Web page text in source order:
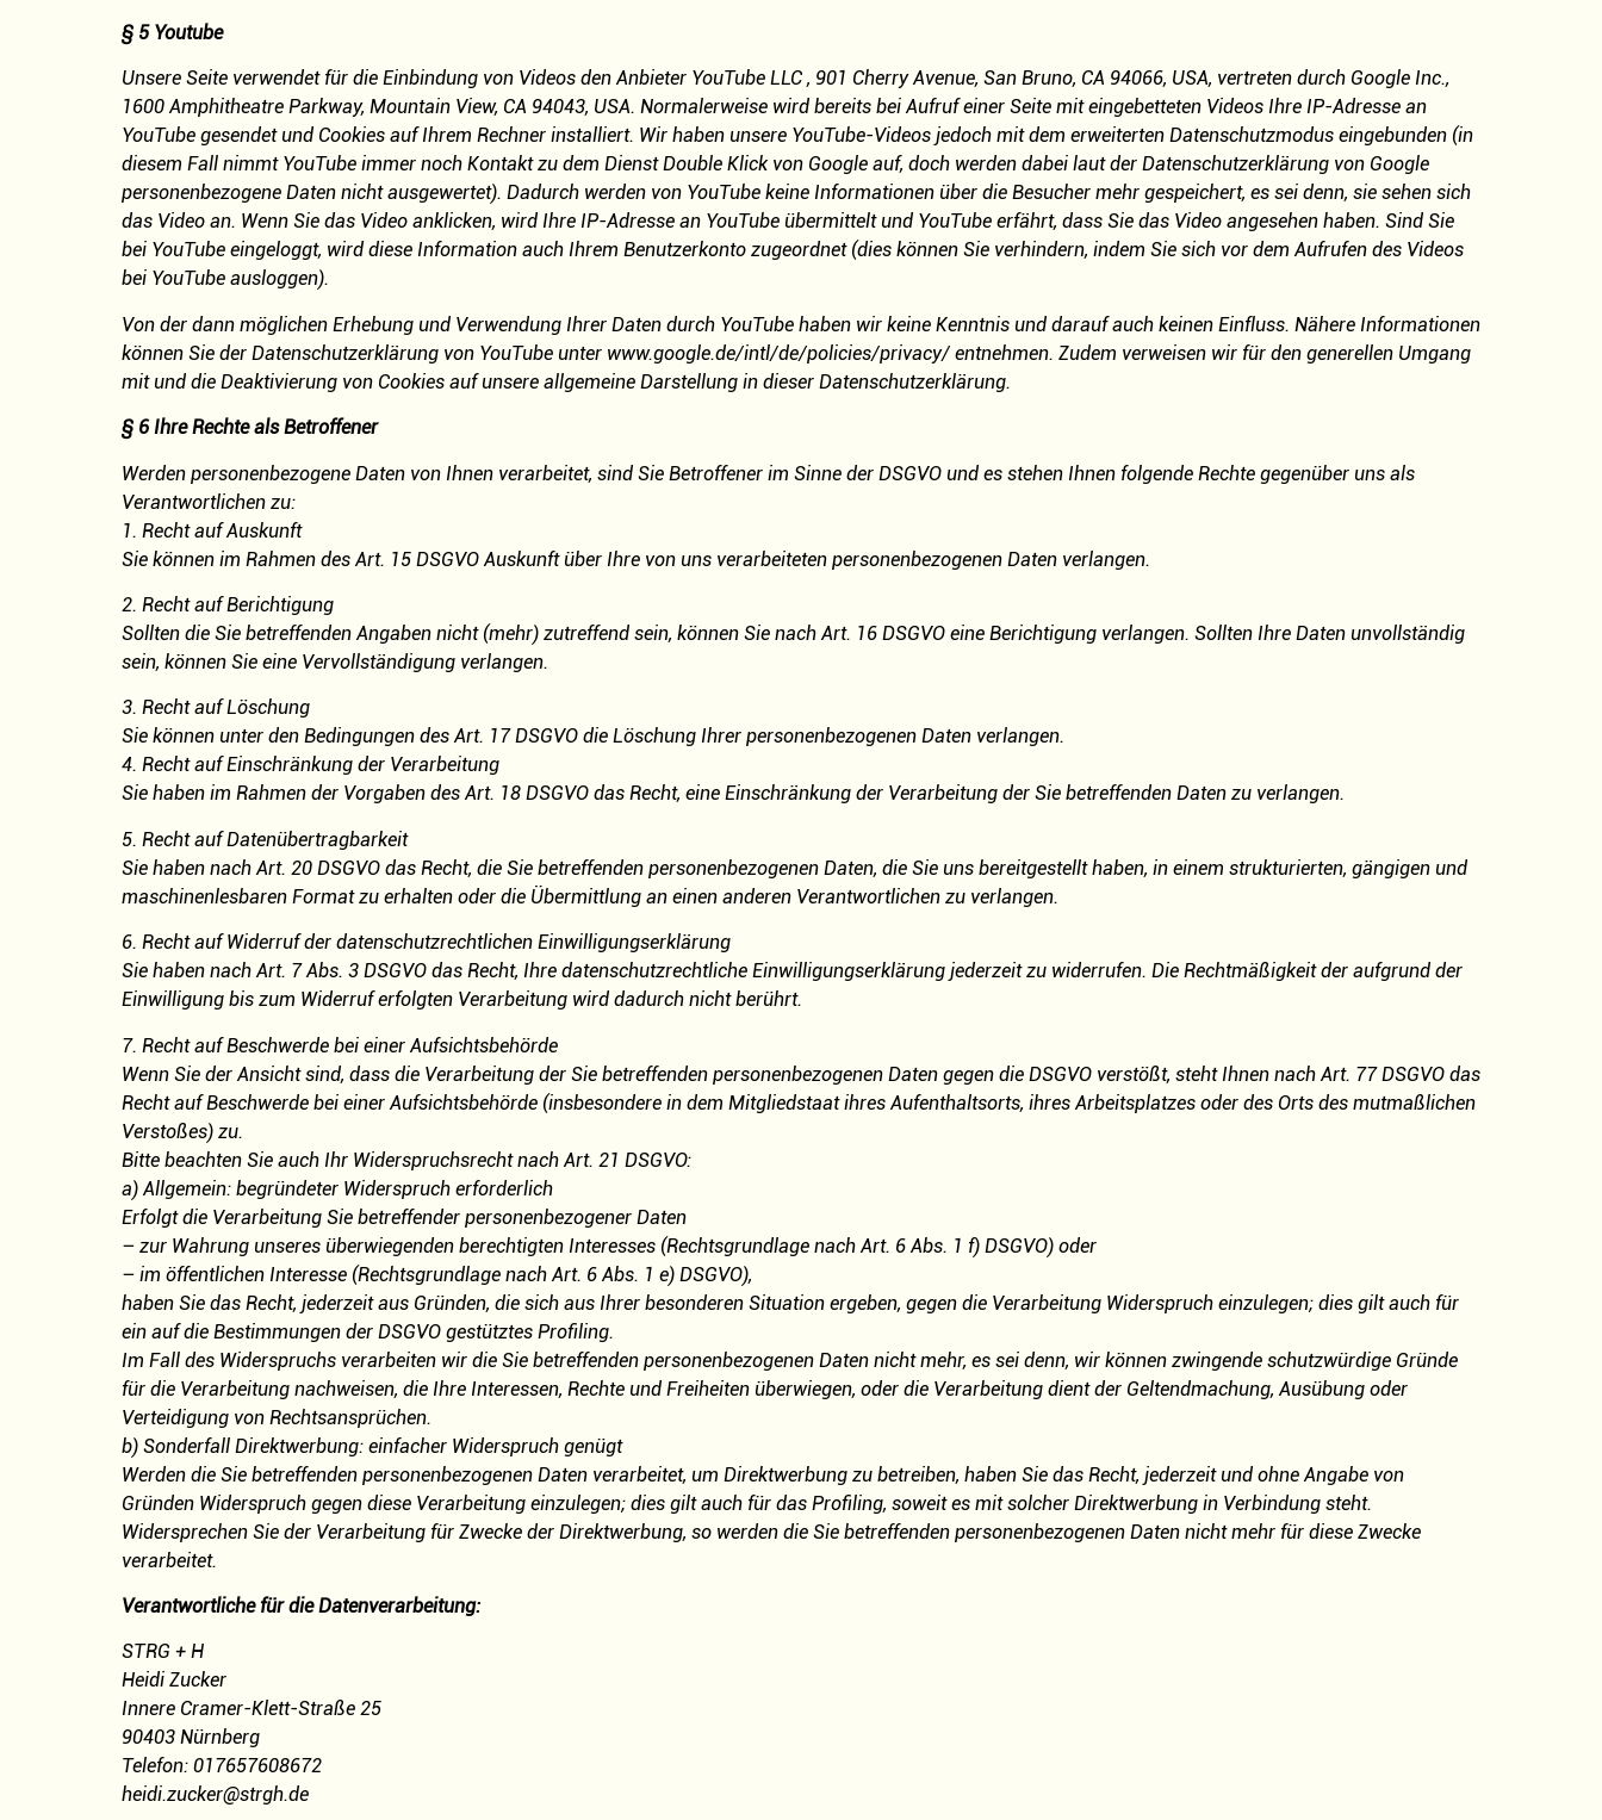
§ 5 Youtube
Unsere Seite verwendet für die Einbindung von Videos den Anbieter YouTube LLC , 901 Cherry Avenue, San Bruno, CA 94066, USA, vertreten durch Google Inc.,
1600 Amphitheatre Parkway, Mountain View, CA 94043, USA. Normalerweise wird bereits bei Aufruf einer Seite mit eingebetteten Videos Ihre IP-Adresse an
YouTube gesendet und Cookies auf Ihrem Rechner installiert. Wir haben unsere YouTube-Videos jedoch mit dem erweiterten Datenschutzmodus eingebunden (in
diesem Fall nimmt YouTube immer noch Kontakt zu dem Dienst Double Klick von Google auf, doch werden dabei laut der Datenschutzerklärung von Google
personenbezogene Daten nicht ausgewertet). Dadurch werden von YouTube keine Informationen über die Besucher mehr gespeichert, es sei denn, sie sehen sich
das Video an. Wenn Sie das Video anklicken, wird Ihre IP-Adresse an YouTube übermittelt und YouTube erfährt, dass Sie das Video angesehen haben. Sind Sie
bei YouTube eingeloggt, wird diese Information auch Ihrem Benutzerkonto zugeordnet (dies können Sie verhindern, indem Sie sich vor dem Aufrufen des Videos
bei YouTube ausloggen).
Von der dann möglichen Erhebung und Verwendung Ihrer Daten durch YouTube haben wir keine Kenntnis und darauf auch keinen Einfluss. Nähere Informationen
können Sie der Datenschutzerklärung von YouTube unter www.google.de/intl/de/policies/privacy/ entnehmen. Zudem verweisen wir für den generellen Umgang
mit und die Deaktivierung von Cookies auf unsere allgemeine Darstellung in dieser Datenschutzerklärung.
§ 6 Ihre Rechte als Betroffener
Werden personenbezogene Daten von Ihnen verarbeitet, sind Sie Betroffener im Sinne der DSGVO und es stehen Ihnen folgende Rechte gegenüber uns als
Verantwortlichen zu:
1. Recht auf Auskunft
Sie können im Rahmen des Art. 15 DSGVO Auskunft über Ihre von uns verarbeiteten personenbezogenen Daten verlangen.
2. Recht auf Berichtigung
Sollten die Sie betreffenden Angaben nicht (mehr) zutreffend sein, können Sie nach Art. 16 DSGVO eine Berichtigung verlangen. Sollten Ihre Daten unvollständig
sein, können Sie eine Vervollständigung verlangen.
3. Recht auf Löschung
Sie können unter den Bedingungen des Art. 17 DSGVO die Löschung Ihrer personenbezogenen Daten verlangen.
4. Recht auf Einschränkung der Verarbeitung
Sie haben im Rahmen der Vorgaben des Art. 18 DSGVO das Recht, eine Einschränkung der Verarbeitung der Sie betreffenden Daten zu verlangen.
5. Recht auf Datenübertragbarkeit
Sie haben nach Art. 20 DSGVO das Recht, die Sie betreffenden personenbezogenen Daten, die Sie uns bereitgestellt haben, in einem strukturierten, gängigen und
maschinenlesbaren Format zu erhalten oder die Übermittlung an einen anderen Verantwortlichen zu verlangen.
6. Recht auf Widerruf der datenschutzrechtlichen Einwilligungserklärung
Sie haben nach Art. 7 Abs. 3 DSGVO das Recht, Ihre datenschutzrechtliche Einwilligungserklärung jederzeit zu widerrufen. Die Rechtmäßigkeit der aufgrund der
Einwilligung bis zum Widerruf erfolgten Verarbeitung wird dadurch nicht berührt.
7. Recht auf Beschwerde bei einer Aufsichtsbehörde
Wenn Sie der Ansicht sind, dass die Verarbeitung der Sie betreffenden personenbezogenen Daten gegen die DSGVO verstößt, steht Ihnen nach Art. 77 DSGVO das
Recht auf Beschwerde bei einer Aufsichtsbehörde (insbesondere in dem Mitgliedstaat ihres Aufenthaltsorts, ihres Arbeitsplatzes oder des Orts des mutmaßlichen
Verstoßes) zu.
Bitte beachten Sie auch Ihr Widerspruchsrecht nach Art. 21 DSGVO:
a) Allgemein: begründeter Widerspruch erforderlich
Erfolgt die Verarbeitung Sie betreffender personenbezogener Daten
– zur Wahrung unseres überwiegenden berechtigten Interesses (Rechtsgrundlage nach Art. 6 Abs. 1 f) DSGVO) oder
– im öffentlichen Interesse (Rechtsgrundlage nach Art. 6 Abs. 1 e) DSGVO),
haben Sie das Recht, jederzeit aus Gründen, die sich aus Ihrer besonderen Situation ergeben, gegen die Verarbeitung Widerspruch einzulegen; dies gilt auch für
ein auf die Bestimmungen der DSGVO gestütztes Profiling.
Im Fall des Widerspruchs verarbeiten wir die Sie betreffenden personenbezogenen Daten nicht mehr, es sei denn, wir können zwingende schutzwürdige Gründe
für die Verarbeitung nachweisen, die Ihre Interessen, Rechte und Freiheiten überwiegen, oder die Verarbeitung dient der Geltendmachung, Ausübung oder
Verteidigung von Rechtsansprüchen.
b) Sonderfall Direktwerbung: einfacher Widerspruch genügt
Werden die Sie betreffenden personenbezogenen Daten verarbeitet, um Direktwerbung zu betreiben, haben Sie das Recht, jederzeit und ohne Angabe von
Gründen Widerspruch gegen diese Verarbeitung einzulegen; dies gilt auch für das Profiling, soweit es mit solcher Direktwerbung in Verbindung steht.
Widersprechen Sie der Verarbeitung für Zwecke der Direktwerbung, so werden die Sie betreffenden personenbezogenen Daten nicht mehr für diese Zwecke
verarbeitet.
Verantwortliche für die Datenverarbeitung:
STRG + H
Heidi Zucker
Innere Cramer-Klett-Straße 25
90403 Nürnberg
Telefon: 017657608672
heidi.zucker@strgh.de